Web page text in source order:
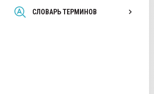
СЛОВАРЬ ТЕРМИНОВ